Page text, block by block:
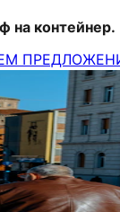
на контейнер.